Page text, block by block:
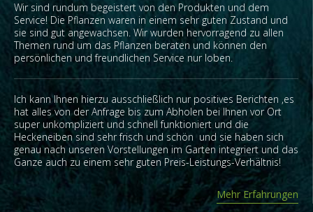
Wir sind rundum begeistert von den Produkten und dem
Service! Die Pflanzen waren in einem sehr guten Zustand und
sie sind gut angewachsen. Wir wurden hervorragend zu allen
Themen rund um das Pflanzen beraten und können den
persönlichen und freundlichen Service nur loben.
Ich kann Ihnen hierzu ausschließlich nur positives Berichten ,es
hat alles von der Anfrage bis zum Abholen bei Ihnen vor Ort
super unkompliziert und schnell funktioniert und die
Heckeneiben sind sehr frisch und schön und sie haben sich
genau nach unseren Vorstellungen im Garten integriert und das
Ganze auch zu einem sehr guten Preis-Leistungs-Verhältnis!
Mehr Erfahrungen